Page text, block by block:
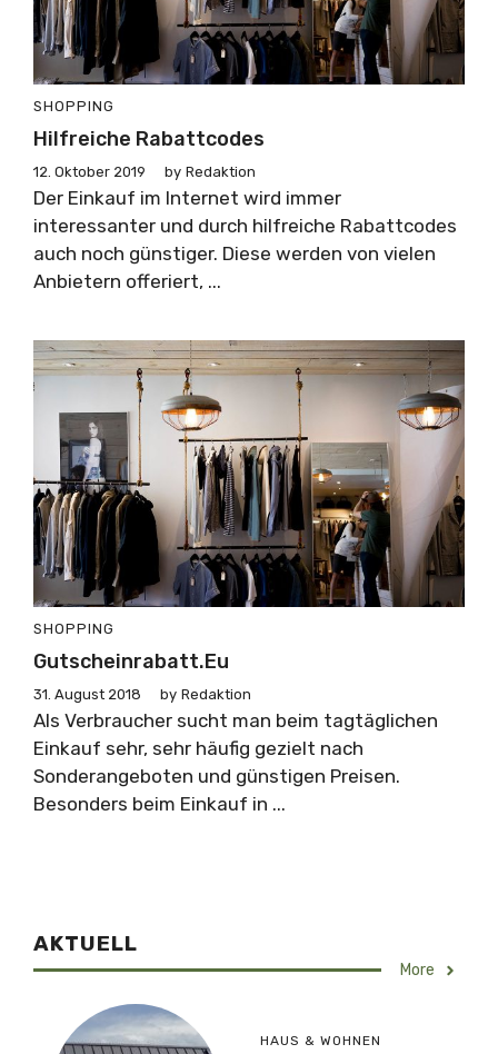
SHOPPING
Hilfreiche Rabattcodes
12. Oktober 2019 by Redaktion
Der Einkauf im Internet wird immer
interessanter und durch hilfreiche Rabattcodes
auch noch günstiger. Diese werden von vielen
Anbietern offeriert, ...
SHOPPING
Gutscheinrabatt.eu
31. August 2018 by Redaktion
Als Verbraucher sucht man beim tagtäglichen
Einkauf sehr, sehr häufig gezielt nach
Sonderangeboten und günstigen Preisen.
Besonders beim Einkauf in ...
AKTUELL
More
HAUS & WOHNEN